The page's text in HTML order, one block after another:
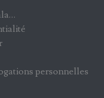
personnelles